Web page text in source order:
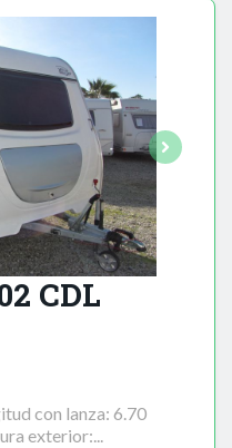
CDL
con lanza: 6.70
exterior:...